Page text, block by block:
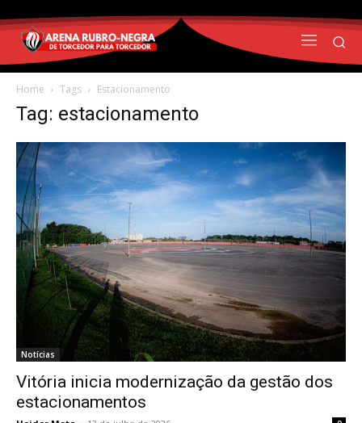
Home Tags Estacionamento
Tag: estacionamento
Notícias
Vitória inicia modernização da gestão dos
estacionamentos